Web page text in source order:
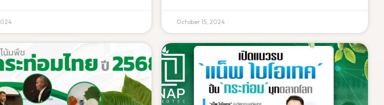
หรับการบริโภคในมนุษย์คือ 3 มก. ต่อวัน โดยไม่
ขภาพร่างกายของคนทั่วไป NAP Biotec ตัว
พืชกระท่อมของไทย เพื่อให้ได้ Mitragynine
ได้ ไม่มีตะกอนตกค้าง พร้อมหรือยังที่จะเข้าสู่ยุค
ชกระท่อมเพื่อสร้างสรรค์ธุรกิจของคุณ?สนใจ
อียดเพิ่มเติมหรือต้องการเป็นเจ้าของแบรนด์
ระท่อม
MSME เพื่อความยั่งยืน ปีงบประมาณ 2567“ เพื่อเป็นแนวทาง
การทำธุรกิจสีเขียว ให้ตอบโจทย์ของสถานการณ์ตลาดทั้งในไทย
และต่างประเทศ
October 15, 2024